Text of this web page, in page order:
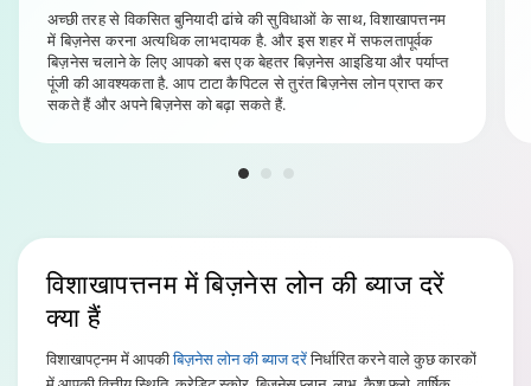
अच्छी तरह से विकसित बुनियादी ढांचे की सुविधाओं के साथ, विशाखापत्तनम
में बिज़नेस करना अत्यधिक लाभदायक है. और इस शहर में सफलतापूर्वक
बिज़नेस चलाने के लिए आपको बस एक बेहतर बिज़नेस आइडिया और पर्याप्त
पूंजी की आवश्यकता है. आप टाटा कैपिटल से तुरंत बिज़नेस लोन प्राप्त कर
सकते हैं और अपने बिज़नेस को बढ़ा सकते हैं.
विशाखापत्तनममें बिज़नेस लोन की ब्याज दरें
क्या हैं
विशाखापट्नम में आपकीबिज़नेस लोन की ब्याज दरेंनिर्धारित करने वाले कुछ कारकों